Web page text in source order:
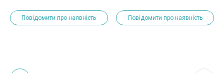
Повідомити про наявність Повідомити про наявність